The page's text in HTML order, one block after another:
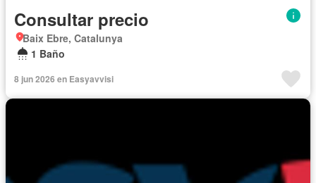
Consultar precio
Baix Ebre, Catalunya
1 Baño
8 jun 2026 en Easyavvisi